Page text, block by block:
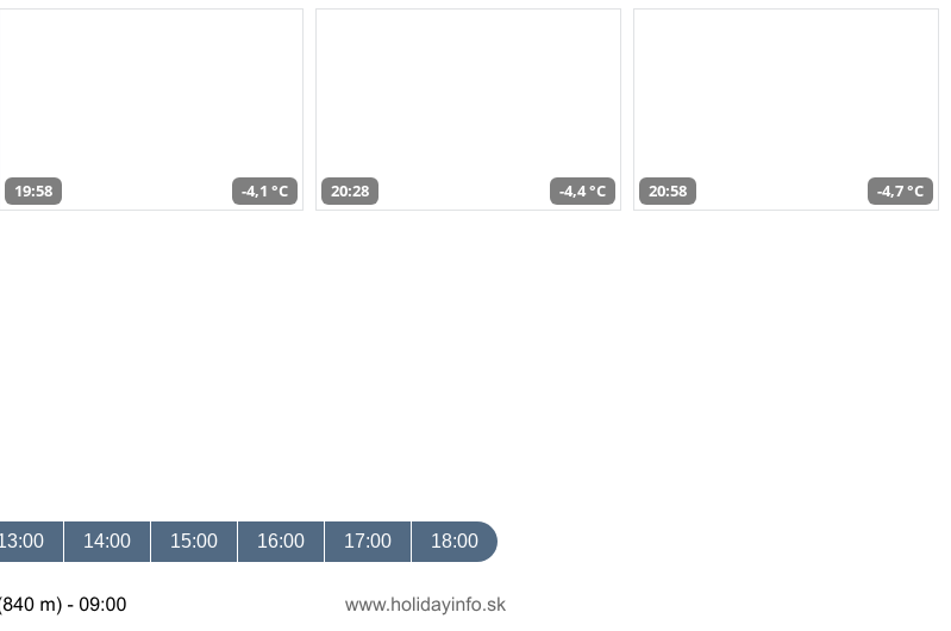
19:58 -4,1 °C 20:28 -4,4 °C 20:58 -4,7 °C
14:00 15:00 16:00 17:00 18:00